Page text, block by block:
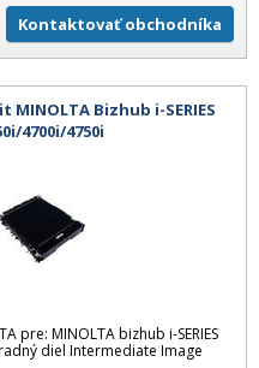
Kontaktovať obchodníka
Bizhub i-SERIES
4700i/4750i
pre: MINOLTA bizhub i-SERIES
diel Intermediate Image